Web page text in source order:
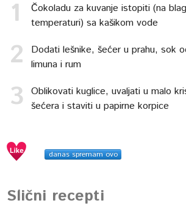
Čokoladu za kuvanje istopiti (na
temperaturi) sa kašikom vode
Dodati lešnike, šećer u prahu, sok
limuna i rum
Oblikovati kuglice, uvaljati u malo
šećera i staviti u papirne korpice
danas spremam ovo
Slični recepti